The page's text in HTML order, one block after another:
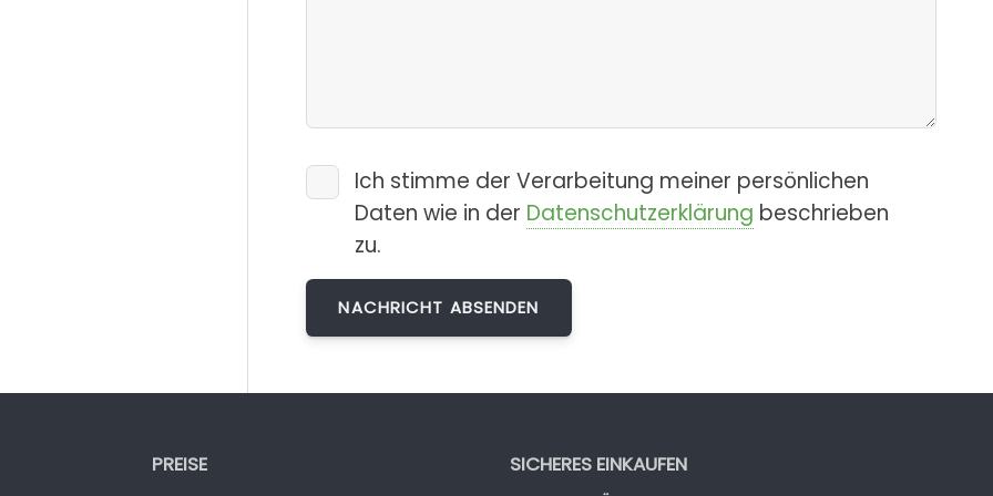
Ich stimme der Verarbeitung meiner persönlichen
Daten wie in der Datenschutzerklärung beschrieben
zu.
PREISE
SICHERES EINKAUFEN